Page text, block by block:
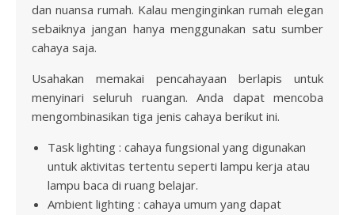
dan nuansa rumah. Kalau menginginkan rumah elegan
sebaiknya jangan hanya menggunakan satu sumber
cahaya saja.
Usahakan memakai pencahayaan berlapis untuk
menyinari seluruh ruangan. Anda dapat mencoba
mengombinasikan tiga jenis cahaya berikut ini.
Task lighting : cahaya fungsional yang digunakan
untuk aktivitas tertentu seperti lampu kerja atau
lampu baca di ruang belajar.
Ambient lighting : cahaya umum yang dapat